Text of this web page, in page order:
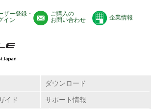
ザー登録・
イン
ご購入の
お問い合わせ
企業情報
ダウンロード
イド サポート情報